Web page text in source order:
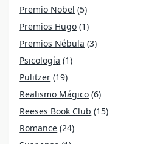
Premio Nobel (5)
Premios Hugo (1)
Premios Nébula (3)
Psicología (1)
Pulitzer (19)
Realismo Mágico (6)
Reeses Book Club (15)
Romance (24)